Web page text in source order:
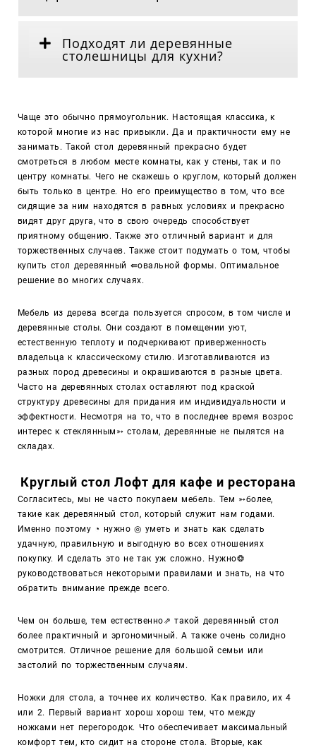
Подходят ли деревянные
столешницы для кухни?
Чаще это обычно прямоугольник. Настоящая классика, к
которой многие из нас привыкли. Да и практичности ему не
занимать. Такой стол деревянный прекрасно будет
смотреться в любом месте комнаты, как у стены, так и по
центру комнаты. Чего не скажешь о круглом, который должен
быть только в центре. Но его преимущество в том, что все
сидящие за ним находятся в равных условиях и прекрасно
видят друг друга, что в свою очередь способствует
приятному общению. Также это отличный вариант и для
торжественных случаев. Также стоит подумать о том, чтобы
купить стол деревянный ⇚овальной формы. Оптимальное
решение во многих случаях.
Мебель из дерева всегда пользуется спросом, в том числе и
деревянные столы. Они создают в помещении уют,
естественную теплоту и подчеркивают приверженность
владельца к классическому стилю. Изготавливаются из
разных пород древесины и окрашиваются в разные цвета.
Часто на деревянных столах оставляют под краской
структуру древесины для придания им индивидуальности и
эффектности. Несмотря на то, что в последнее время возрос
интерес к стеклянным ➳ столам, деревянные не пылятся на
складах.
Круглый стол Лофт для кафе и ресторана
Согласитесь, мы не часто покупаем мебель. Тем ➳более,
такие как деревянный стол, который служит нам годами.
Именно поэтому ◔ нужно ◎ уметь и знать как сделать
удачную, правильную и выгодную во всех отношениях
покупку. И сделать это не так уж сложно. Нужно❂
руководствоваться некоторыми правилами и знать, на что
обратить внимание прежде всего.
Чем он больше, тем естественно⇗ такой деревянный стол
более практичный и эргономичный. А также очень солидно
смотрится. Отличное решение для большой семьи или
застолий по торжественным случаям.
Ножки для стола, а точнее их количество. Как правило, их 4
или 2. Первый вариант хорош хорош тем, что между
ножками нет перегородок. Что обеспечивает максимальный
комфорт тем, кто сидит на стороне стола. Вторые, как